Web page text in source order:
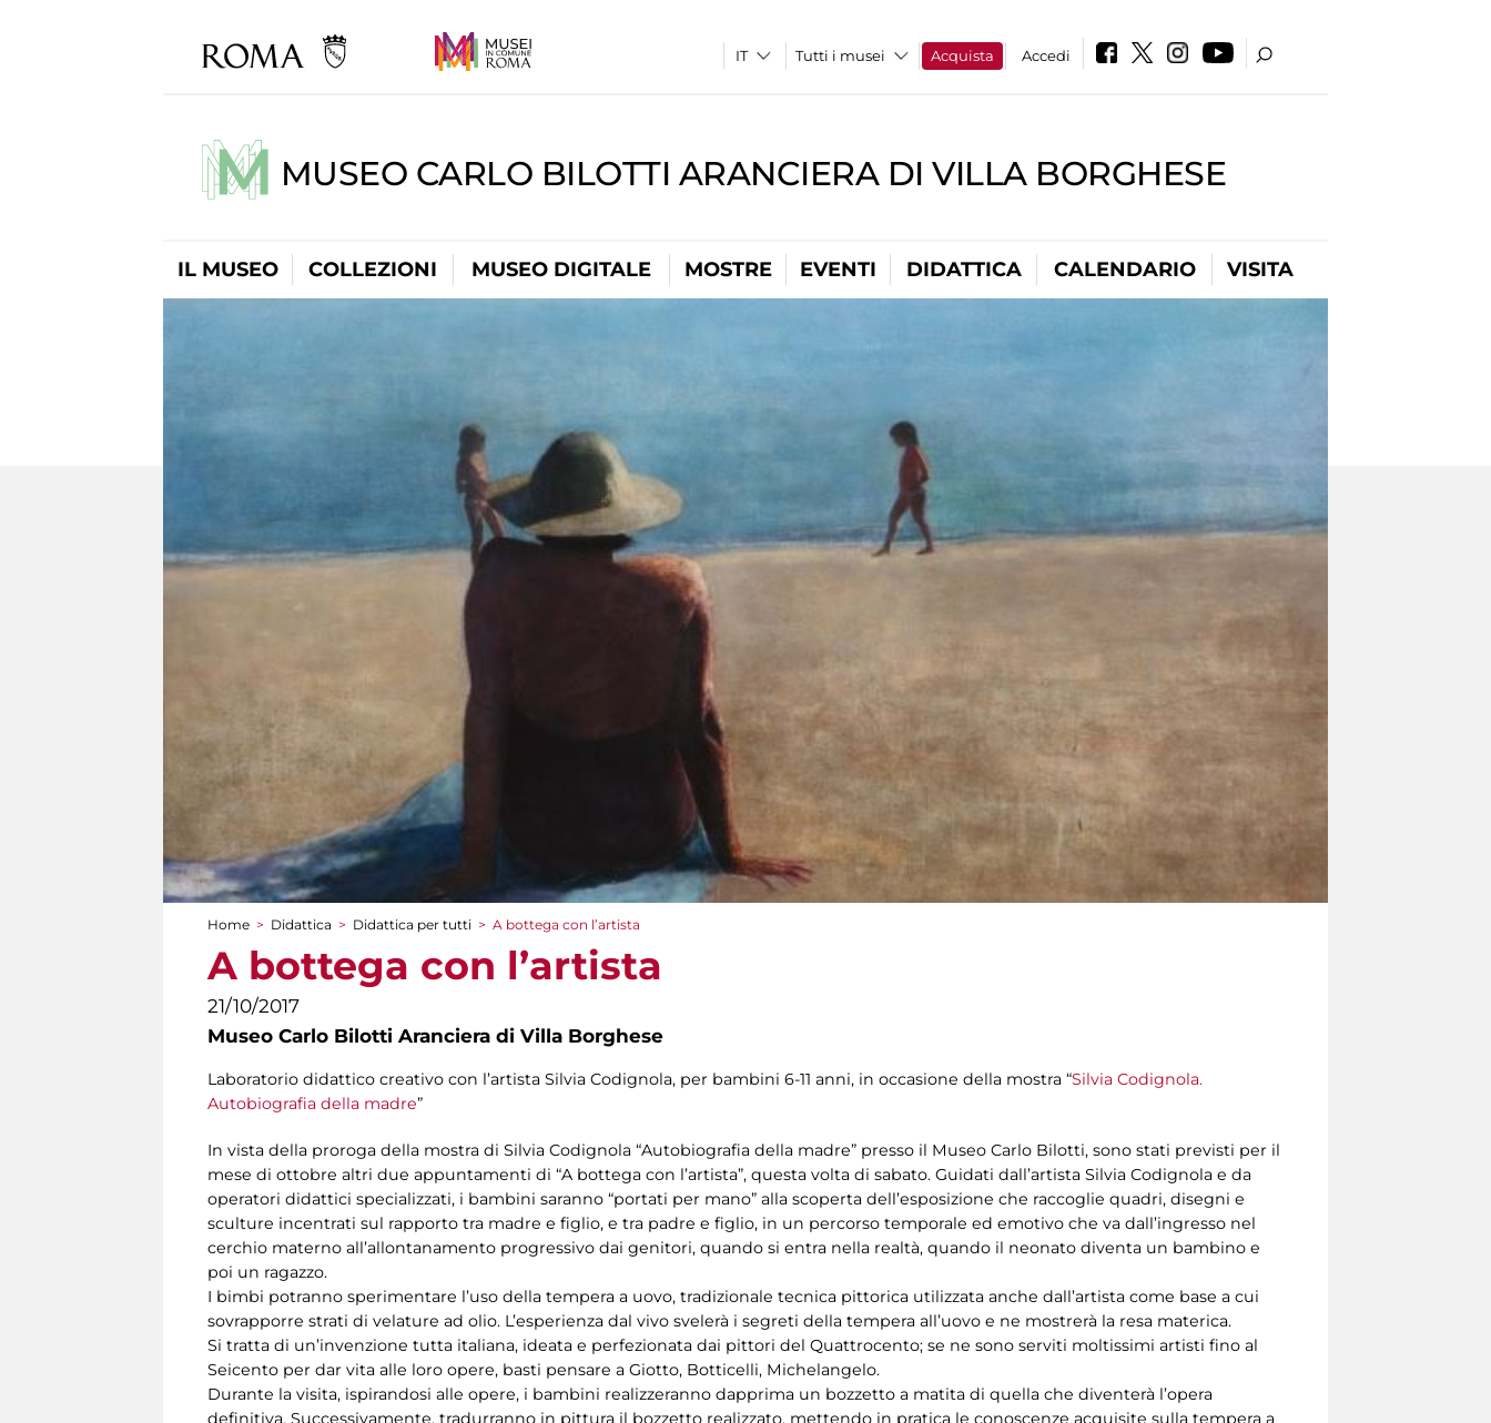
Tutti i musei Acquista Accedi
MUSEO CARLO BILOTTI ARANCIERA DI VILLA BORGHESE
IL MUSEO COLLEZIONI MUSEO DIGITALE MOSTRE EVENTI DIDATTICA CALENDARIO VISITA
Tu sei qui
Home > Didattica > Didattica per tutti > A bottega con l’artista
A bottega con l’artista
21/10/2017
Museo Carlo Bilotti Aranciera di Villa Borghese
Laboratorio didattico creativo con l’artista Silvia Codignola, per bambini 6-11 anni, in occasione della mostra “Silvia Codignola.
Autobiografia della madre”
In vista della proroga della mostra di Silvia Codignola “Autobiografia della madre” presso il Museo Carlo Bilotti, sono stati previsti per il
mese di ottobre altri due appuntamenti di “A bottega con l’artista”, questa volta di sabato. Guidati dall’artista Silvia Codignola e da
operatori didattici specializzati, i bambini saranno “portati per mano” alla scoperta dell’esposizione che raccoglie quadri, disegni e
sculture incentrati sul rapporto tra madre e figlio, e tra padre e figlio, in un percorso temporale ed emotivo che va dall’ingresso nel
cerchio materno all’allontanamento progressivo dai genitori, quando si entra nella realtà, quando il neonato diventa un bambino e
poi un ragazzo.
I bimbi potranno sperimentare l’uso della tempera a uovo, tradizionale tecnica pittorica utilizzata anche dall’artista come base a cui
sovrapporre strati di velature ad olio. L’esperienza dal vivo svelerà i segreti della tempera all’uovo e ne mostrerà la resa materica.
Si tratta di un’invenzione tutta italiana, ideata e perfezionata dai pittori del Quattrocento; se ne sono serviti moltissimi artisti fino al
Seicento per dar vita alle loro opere, basti pensare a Giotto, Botticelli, Michelangelo.
Durante la visita, ispirandosi alle opere, i bambini realizzeranno dapprima un bozzetto a matita di quella che diventerà l’opera
definitiva. Successivamente, tradurranno in pittura il bozzetto realizzato, mettendo in pratica le conoscenze acquisite sulla tempera a